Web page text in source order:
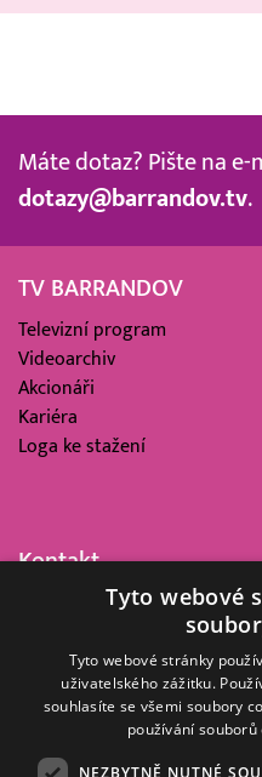
Máte dotaz? Pište na e-
dotazy@barrandov.tv.
TV BARRANDOV
Televizní program
Videoarchiv
Akcionáři
Kariéra
Loga ke stažení
Kontakt
Barrandov Televizní Studio,
Kříženeckého nám. 322
152 00 Praha 5
IČ 416 93 311
Tyto webové
Tyto webové stránky
uživatelského zážitku.
souhlasíte se všemi soubory
používání souborů
NEZBYTNĚ NUTNÉ